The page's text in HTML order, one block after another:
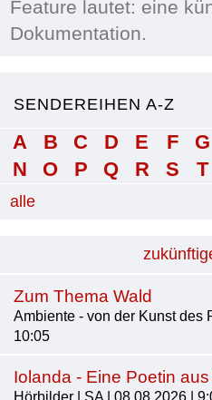
Feature lautet: eine
Dokumentation.
SENDEREIHEN A-Z
A B C D E F G
N
O P Q R S T
alle
Zum Thema Wald
Ambiente - von der Kunst des
10:05
Iolanda - Eine Poetin
Hörbilder | SA | 08 08 2026 |